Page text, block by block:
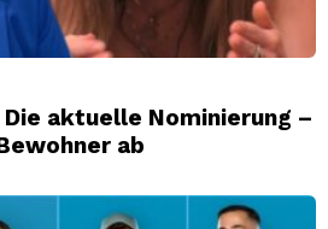
aktuelle Nominierung –
ab